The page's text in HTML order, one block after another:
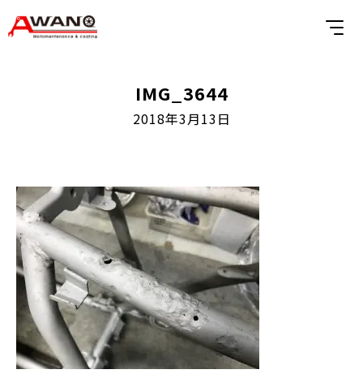
IMG_3644
2018年3月13日